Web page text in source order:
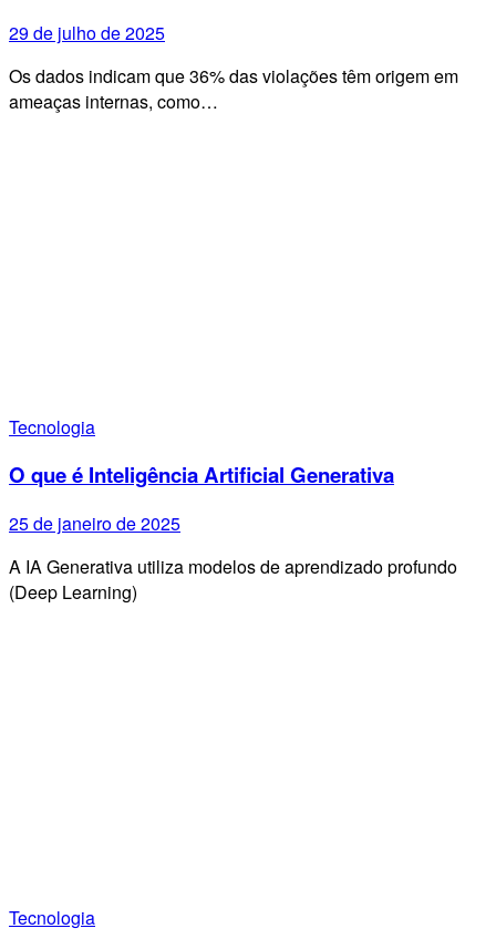
29 de julho de 2025
Os dados indicam que 36% das violações têm origem em
ameaças internas, como…
Tecnologia
O que é Inteligência Artificial Generativa
25 de janeiro de 2025
A IA Generativa utiliza modelos de aprendizado profundo
(Deep Learning)
Tecnologia